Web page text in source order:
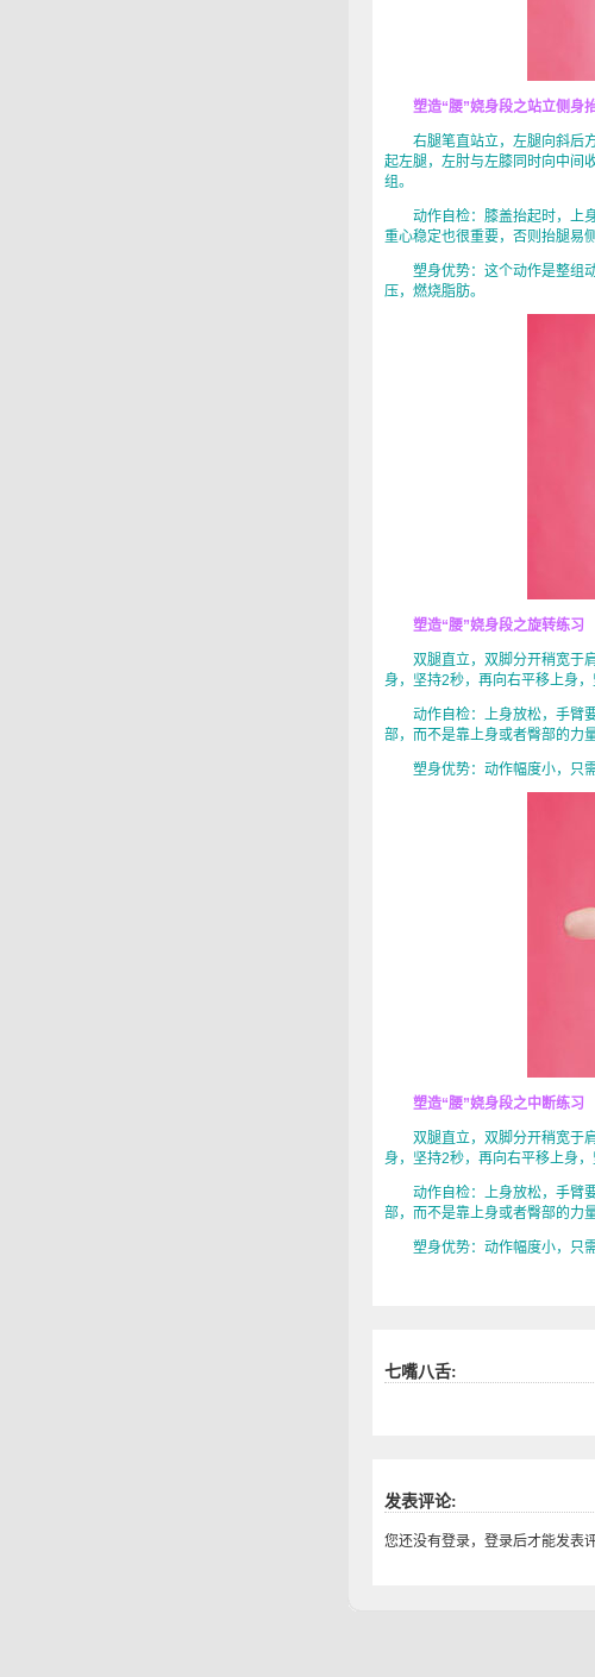
塑造“腰”娆身段之站立侧身
右腿笔直站立，左腿向斜后方
起左腿，左肘与左膝同时向中间
组。
动作自检：膝盖抬起时，上身
重心稳定也很重要，否则抬腿易侧
塑身优势：这个动作是整组动
压，燃烧脂肪。
塑造“腰”娆身段之旋转练习
双腿直立，双脚分开稍宽于肩
身，坚持2秒，再向右平移上身
动作自检：上身放松，手臂要
部，而不是靠上身或者臀部的力
塑身优势：动作幅度小，只需
塑造“腰”娆身段之中断练习
双腿直立，双脚分开稍宽于肩
身，坚持2秒，再向右平移上身
动作自检：上身放松，手臂要
部，而不是靠上身或者臀部的力
塑身优势：动作幅度小，只需
七嘴八舌:
发表评论:
您还没有登录，登录后才能发表评